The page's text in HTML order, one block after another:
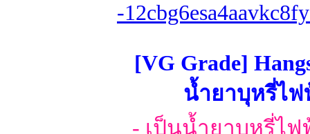
-
[VG Grade]
น้ำยาบุหรี่ไ
- เป็นน้ำยาบุหรี่ไ